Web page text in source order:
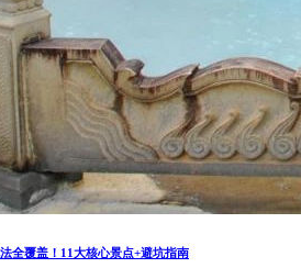
全覆盖！11大核心景点+避坑指南